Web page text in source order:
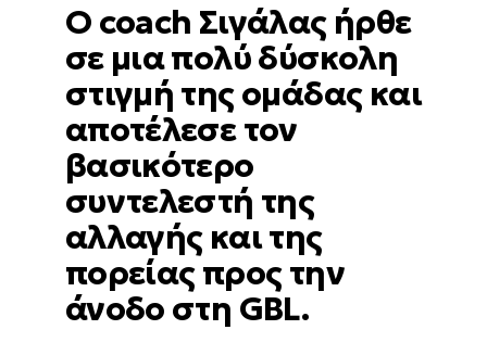
Ο coach Σιγάλας ήρθε
σε μια πολύ δύσκολη
στιγμή της ομάδας και
αποτέλεσε τον
βασικότερο
συντελεστή της
αλλαγής και της
πορείας προς την
άνοδο στη GBL.